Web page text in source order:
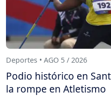
Deportes • AGO 5 / 2026
Podio histórico en
la rompe en Atletismo